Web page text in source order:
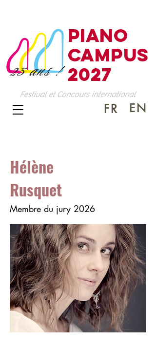
25 ans !
Festival et Concours international
PIANO
CAMPUS
2027
FR EN
Hélène
Rusquet
Membre du jury 2026